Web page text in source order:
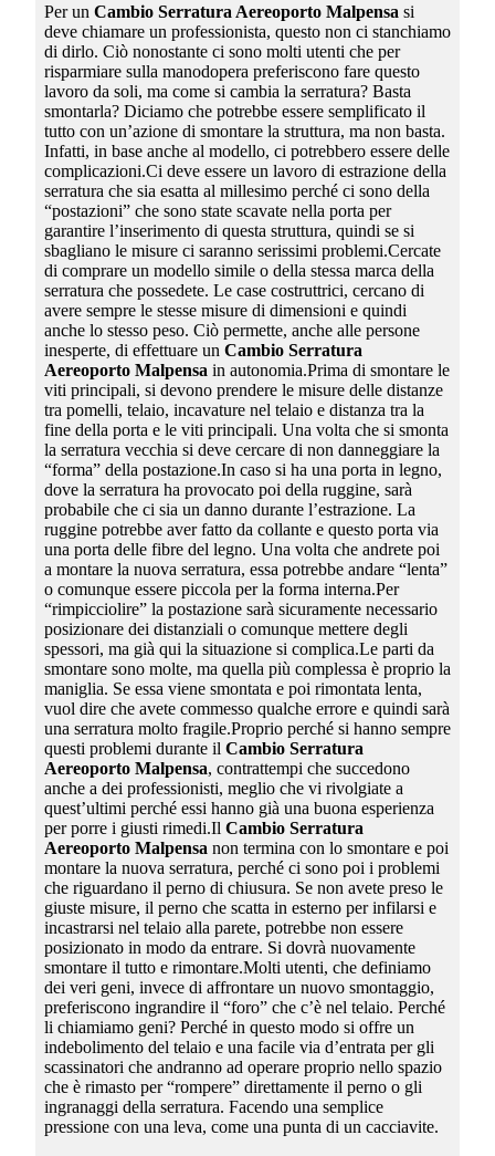
Per un Cambio Serratura Aereoporto Malpensa si
deve chiamare un professionista, questo non ci stanchiamo
di dirlo. Ciò nonostante ci sono molti utenti che per
risparmiare sulla manodopera preferiscono fare questo
lavoro da soli, ma come si cambia la serratura? Basta
smontarla? Diciamo che potrebbe essere semplificato il
tutto con un’azione di smontare la struttura, ma non basta.
Infatti, in base anche al modello, ci potrebbero essere delle
complicazioni.Ci deve essere un lavoro di estrazione della
serratura che sia esatta al millesimo perché ci sono della
“postazioni” che sono state scavate nella porta per
garantire l’inserimento di questa struttura, quindi se si
sbagliano le misure ci saranno serissimi problemi.Cercate
di comprare un modello simile o della stessa marca della
serratura che possedete. Le case costruttrici, cercano di
avere sempre le stesse misure di dimensioni e quindi
anche lo stesso peso. Ciò permette, anche alle persone
inesperte, di effettuare un Cambio Serratura
Aereoporto Malpensa in autonomia.Prima di smontare le
viti principali, si devono prendere le misure delle distanze
tra pomelli, telaio, incavature nel telaio e distanza tra la
fine della porta e le viti principali. Una volta che si smonta
la serratura vecchia si deve cercare di non danneggiare la
“forma” della postazione.In caso si ha una porta in legno,
dove la serratura ha provocato poi della ruggine, sarà
probabile che ci sia un danno durante l’estrazione. La
ruggine potrebbe aver fatto da collante e questo porta via
una porta delle fibre del legno. Una volta che andrete poi
a montare la nuova serratura, essa potrebbe andare “lenta”
o comunque essere piccola per la forma interna.Per
“rimpicciolire” la postazione sarà sicuramente necessario
posizionare dei distanziali o comunque mettere degli
spessori, ma già qui la situazione si complica.Le parti da
smontare sono molte, ma quella più complessa è proprio la
maniglia. Se essa viene smontata e poi rimontata lenta,
vuol dire che avete commesso qualche errore e quindi sarà
una serratura molto fragile.Proprio perché si hanno sempre
questi problemi durante il Cambio Serratura
Aereoporto Malpensa, contrattempi che succedono
anche a dei professionisti, meglio che vi rivolgiate a
quest’ultimi perché essi hanno già una buona esperienza
per porre i giusti rimedi.Il Cambio Serratura
Aereoporto Malpensa non termina con lo smontare e poi
montare la nuova serratura, perché ci sono poi i problemi
che riguardano il perno di chiusura. Se non avete preso le
giuste misure, il perno che scatta in esterno per infilarsi e
incastrarsi nel telaio alla parete, potrebbe non essere
posizionato in modo da entrare. Si dovrà nuovamente
smontare il tutto e rimontare.Molti utenti, che definiamo
dei veri geni, invece di affrontare un nuovo smontaggio,
preferiscono ingrandire il “foro” che c’è nel telaio. Perché
li chiamiamo geni? Perché in questo modo si offre un
indebolimento del telaio e una facile via d’entrata per gli
scassinatori che andranno ad operare proprio nello spazio
che è rimasto per “rompere” direttamente il perno o gli
ingranaggi della serratura. Facendo una semplice
pressione con una leva, come una punta di un cacciavite.